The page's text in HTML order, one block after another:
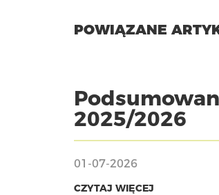
POWIĄZANE
2025/2026
01-07-2026
CZYTAJ WIĘCEJ